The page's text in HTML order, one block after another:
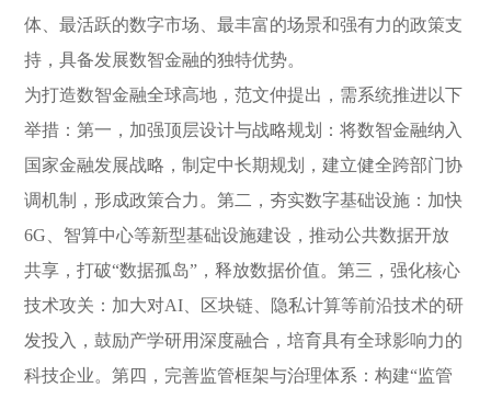
体、最活跃的数字市场、最丰富的场景和强有力的政策支
持，具备发展数智金融的独特优势。
为打造数智金融全球高地，范文仲提出，需系统推进以下
举措：第一，加强顶层设计与战略规划：将数智金融纳入
国家金融发展战略，制定中长期规划，建立健全跨部门协
调机制，形成政策合力。第二，夯实数字基础设施：加快
6G、智算中心等新型基础设施建设，推动公共数据开放
共享，打破“数据孤岛”，释放数据价值。第三，强化核心
技术攻关：加大对AI、区块链、隐私计算等前沿技术的研
发投入，鼓励产学研用深度融合，培育具有全球影响力的
科技企业。第四，完善监管框架与治理体系：构建“监管